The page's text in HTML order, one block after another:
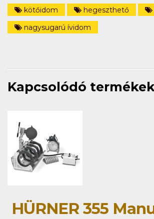
kötőidom
hegeszthető
nagysugarú ívidom
Kapcsolódó
HÜRNER 355